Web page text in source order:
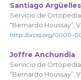
Santiago Argüelles
Servicio de
“Bernardo Houssay”,
http://orcid.org/0000-
Joffre Anchundia
Servicio de
“Bernardo Houssay”,